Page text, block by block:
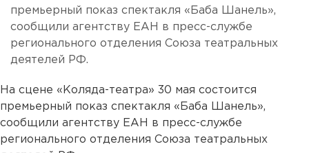
премьерный показ спектакля «Баба Шанель»,
сообщили агентству ЕАН в пресс-службе
регионального отделения Союза театральных
деятелей РФ.
На сцене «Коляда-театра» 30 мая состоится
премьерный показ спектакля «Баба Шанель»,
сообщили агентству ЕАН в пресс-службе
регионального отделения Союза театральных